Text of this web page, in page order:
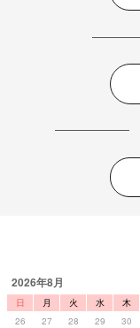
2026年8月
日 月 火 水 木
26
27 28 29 30